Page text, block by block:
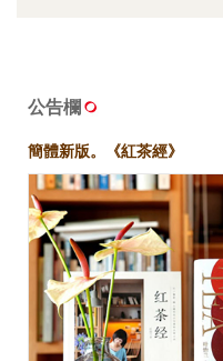
公告欄
簡體新版。《紅茶經》